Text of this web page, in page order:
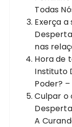
Todas
Exerça
nas
Hora de
Instituto
Poder?
Culpar
A